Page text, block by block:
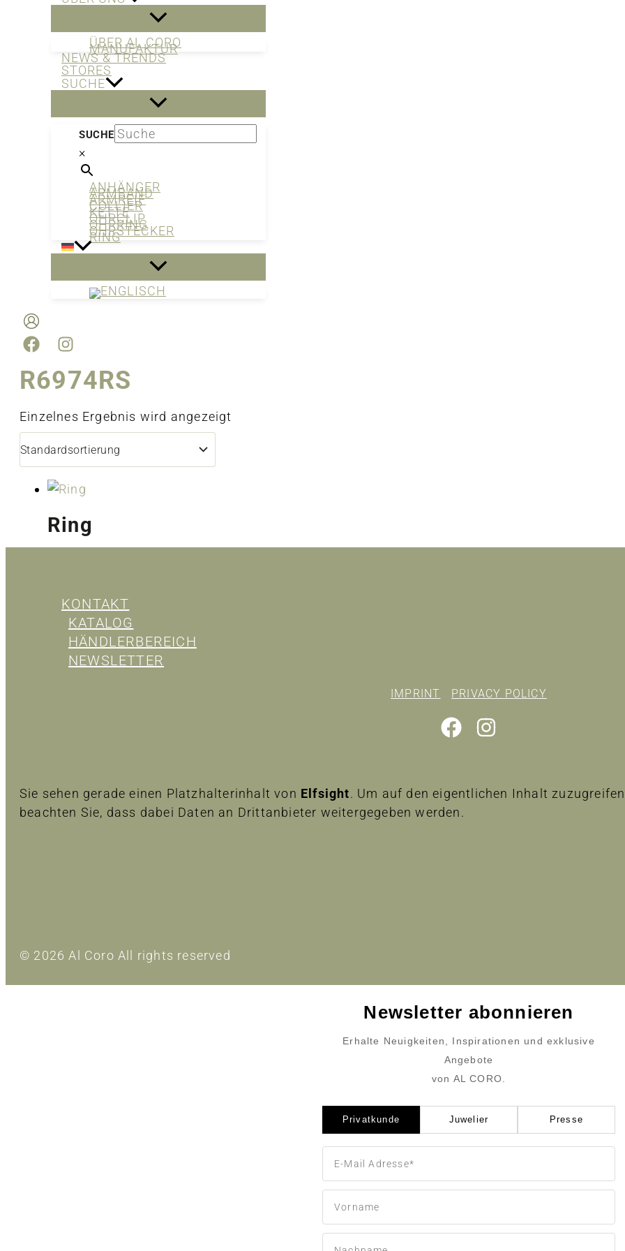
ÜBER AL CORO
MANUFAKTUR
NEWS & TRENDS
STORES
SUCHE
SUCHE
×
ANHÄNGER
ARMBAND
ARMREIF
COLLIER
KETTE
OHRCLIP
OHRRING
OHRSTECKER
RING
R6974RS
Einzelnes Ergebnis wird angezeigt
Ring
KONTAKT
KATALOG
HÄNDLERBEREICH
NEWSLETTER
IMPRINT PRIVACY POLICY
Sie sehen gerade einen Platzhalterinhalt von Elfsight. Um auf den eigentlichen Inhalt
beachten Sie, dass dabei Daten an Drittanbieter weitergegeben werden.
© 2026 Al Coro All rights reserved
Newsletter abonnieren
Erhalte Neuigkeiten, Inspirationen und exklusive
Angebote
von AL CORO.
Privatkunde Juwelier Presse